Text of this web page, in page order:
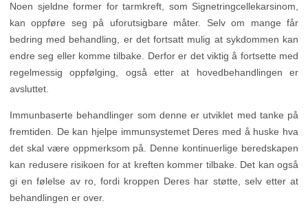
Noen sjeldne former for tarmkreft, som Signetringcellekarsinom,
kan oppføre seg på uforutsigbare måter. Selv om mange får
bedring med behandling, er det fortsatt mulig at sykdommen kan
endre seg eller komme tilbake. Derfor er det viktig å fortsette med
regelmessig oppfølging, også etter at hovedbehandlingen er
avsluttet.
Immunbaserte behandlinger som denne er utviklet med tanke på
fremtiden. De kan hjelpe immunsystemet Deres med å huske hva
det skal være oppmerksom på. Denne kontinuerlige beredskapen
kan redusere risikoen for at kreften kommer tilbake. Det kan også
gi en følelse av ro, fordi kroppen Deres har støtte, selv etter at
behandlingen er over.